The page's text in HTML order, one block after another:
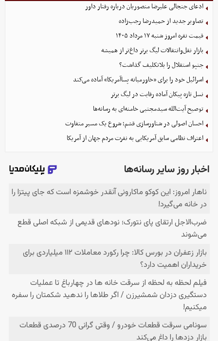
ادعای جنجالی علیرضا منصوریان درباره رفتار داور
تصاویر جدید از حمیدرضا رجب‌زاده
قیمت نقره امروز شنبه ۱۷ مرداد ۱۴۰۵
بازار نقل‌وانتقالات لیگ برتر داغ‌تر از همیشه
جنپو استقلال را بلاتکلیف گذاشت؟
اسرائیل خود را برای «خاورمیانه پساآمریکا» آماده می‌کند
نسل تازه پیکان آماده رقابت در لیگ برتر
توصیح آیت‌الله سیدمجتبی خامنه‌ای به رسانه‌ها
احسان اصولی در شناورسازی قشم؛ شروع یک مسیر متفاوت
اعتراف نظامی سابق آمریکایی به نفرت مردم جهان از آمریکا